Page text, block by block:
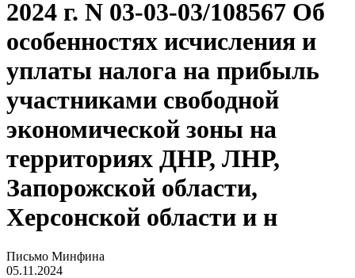
2024 г. N 03-03-03/108567 Об
особенностях исчисления и
уплаты налога на прибыль
участниками свободной
экономической зоны на
территориях ДНР, ЛНР,
Запорожской области,
Херсонской области и н
Письмо Минфина
05.11.2024